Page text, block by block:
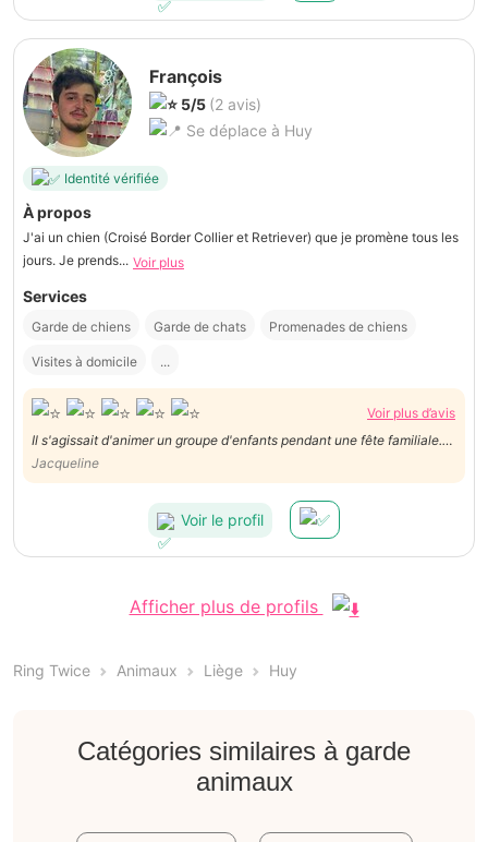
François
5/5 (2 avis)
Se déplace à Huy
Identité vérifiée
À propos
J'ai un chien (Croisé Border Collier et Retriever) que je promène tous les
jours. Je prends... Voir plus
Services
Garde de chiens Garde de chats Promenades de chiens
Visites à domicile ...
Voir plus d’avis
Il s'agissait d'animer un groupe d'enfants pendant une fête familiale.
François a très bien réussi sa prestation : très à l'aise avec les enfants,
capable de capter leur attention et de leur proposer des jeux
Jacqueline
Voir le profil
Afficher plus de profils
Ring Twice Animaux Liège Huy
Catégories similaires à garde
animaux